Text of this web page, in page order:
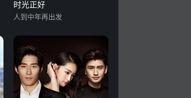
时光正好
人到中年再出发